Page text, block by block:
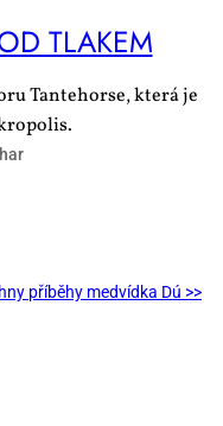
TLA­KEM
Tantehorse, která je
příběhy medvídka Dú >>